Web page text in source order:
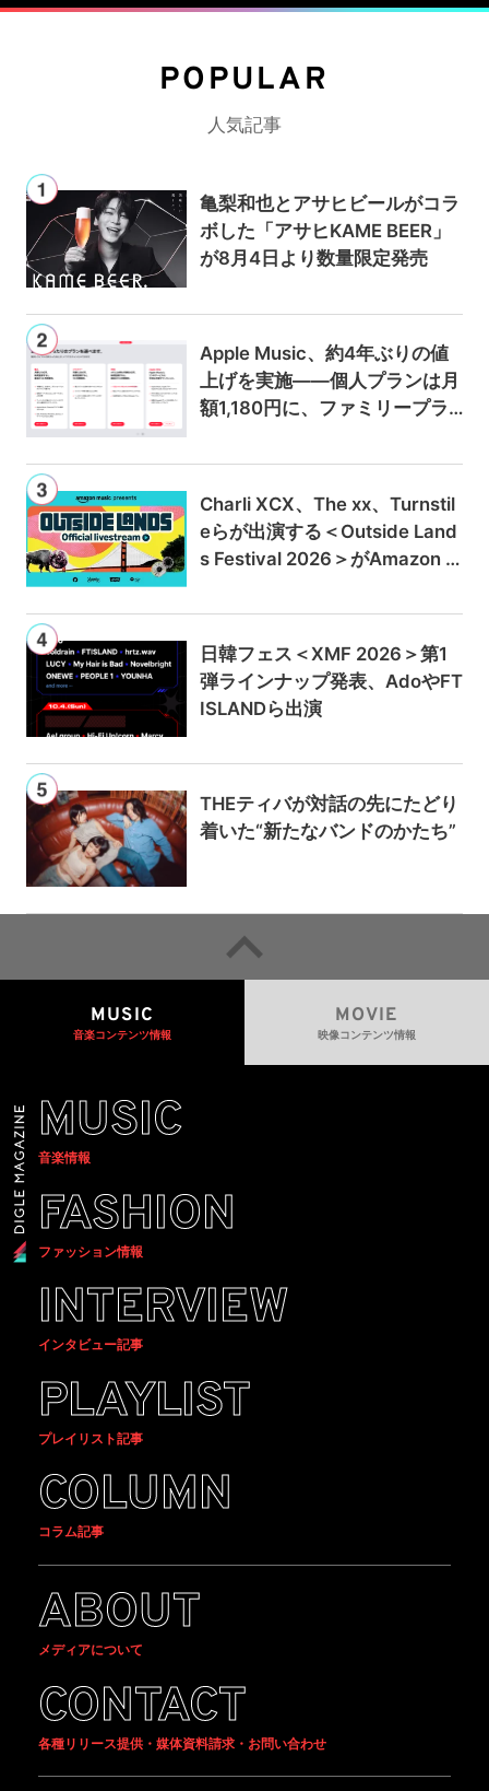
POPULAR
人気記事
亀梨和也とアサヒビールがコラ
ボした「アサヒKAME BEER」
が8月4日より数量限定発売
Apple Music、約4年ぶりの値
上げを実施——個人プランは月
額1,180円に、ファミリープラ
Charli XCX、The xx、Turnstil
eらが出演する＜Outside Land
s Festival 2026＞がAmazon M
ブ配信
日韓フェス＜XMF 2026＞第1
弾ラインナップ発表、AdoやFT
ISLANDら出演
THEティバが対話の先にたどり
着いた“新たなバンドのかたち”
MUSIC
音楽コンテンツ情報
MOVIE
映像コンテンツ情報
MUSIC
音楽情報
FASHION
ファッション情報
INTERVIEW
インタビュー記事
PLAYLIST
プレイリスト記事
COLUMN
コラム記事
ABOUT
メディアについて
CONTACT
各種リリース提供・媒体資料請求・お問い合わせ